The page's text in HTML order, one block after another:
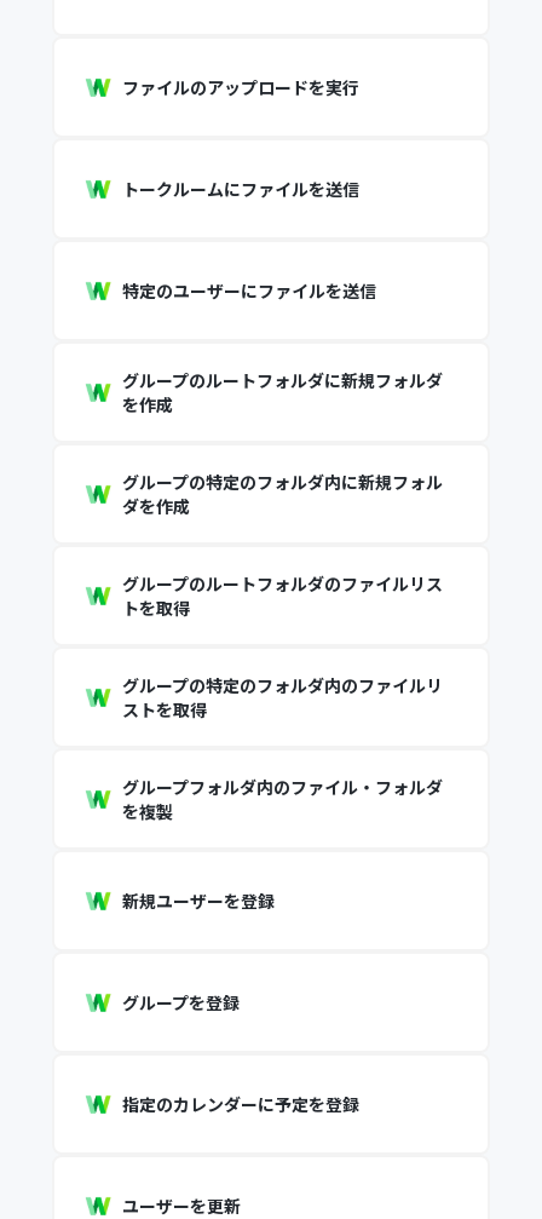
ファイルのアップロードを実行
トークルームにファイルを送信
特定のユーザーにファイルを送信
グループのルートフォルダに新規フォルダ
を作成
グループの特定のフォルダ内に新規フォル
ダを作成
グループのルートフォルダのファイルリス
トを取得
グループの特定のフォルダ内のファイルリ
ストを取得
グループフォルダ内のファイル・フォルダ
を複製
新規ユーザーを登録
グループを登録
指定のカレンダーに予定を登録
ユーザーを更新